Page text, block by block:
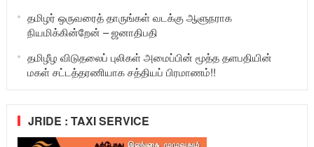
தமிழர் ஒருவரைத் தாருங்கள் வடக்கு ஆளுநராக
நியமிக்கின்றேன் – ஜனாதிபதி
தமிழீழ விடுதலைப் புலிகள் அமைப்பின் மூத்த தளபதியின்
மகள் சட்டத்தரணியாக சத்தியப் பிரமாணம்!!
JRIDE : TAXI SERVICE